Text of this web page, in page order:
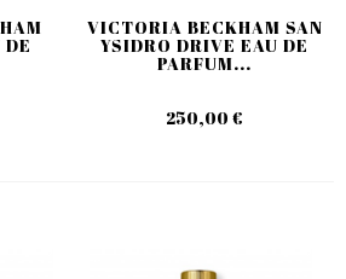
VICTORIA BECKHAM SAN
YSIDRO DRIVE EAU DE
PARFUM...
250,00 €